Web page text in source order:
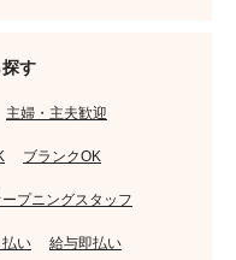
す
主婦・主夫歓迎
ブランクOK
ープニングスタッフ
払い 給与即払い